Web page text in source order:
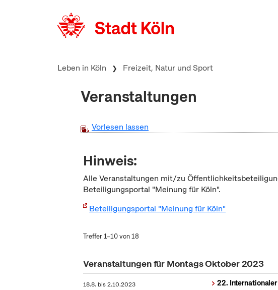
Leben in Köln Freizeit, Natur und Sport
Veranstaltungen
Vorlesen lassen
Hinweis:
Alle Veranstaltungen mit/zu
Beteiligungsportal "Meinung für Köln".
Beteiligungsportal "Meinung für Köln"
Treffer 1–10 von 18
Veranstaltungen für Montags Oktober 2023
18.8. bis2.10.2023
22.